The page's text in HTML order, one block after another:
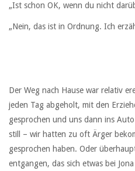
„Ist schon OK, wenn du nicht
„Nein, das ist in Ordnung. Ich
Der Weg nach Hause war relativ
jeden Tag abgeholt, mit den
gesprochen und uns dann ins
still – wir hatten zu oft Ärger
gesprochen haben. Oder
entgangen, das sich etwas bei